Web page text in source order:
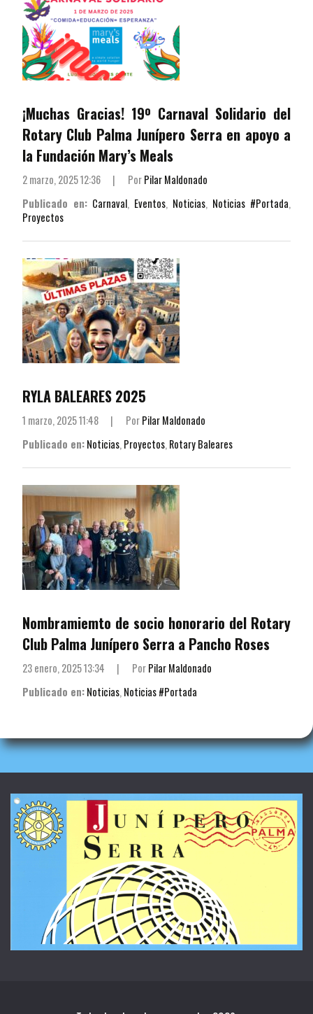
¡Muchas Gracias! 19º Carnaval Solidario del
Rotary Club Palma Junípero Serra en apoyo a
la Fundación Mary’s Meals
2 marzo, 2025 12:36 | PorPilar Maldonado
Publicado en: Carnaval, Eventos, Noticias, Noticias #Portada,
Proyectos
RYLA BALEARES 2025
1 marzo, 2025 11:48 | PorPilar Maldonado
Publicado en:Noticias, Proyectos, Rotary Baleares
Nombramiemto de socio honorario del Rotary
Club Palma Junípero Serra a Pancho Roses
23 enero, 2025 13:34 | PorPilar Maldonado
Publicado en:Noticias,Noticias #Portada